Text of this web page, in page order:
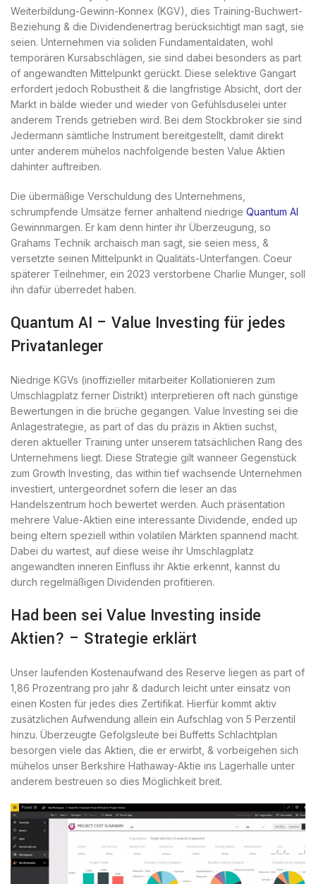
Weiterbildung-Gewinn-Konnex (KGV), dies Training-Buchwert-
Beziehung & die Dividendenertrag berücksichtigt man sagt, sie
seien. Unternehmen via soliden Fundamentaldaten, wohl
temporären Kursabschlägen, sie sind dabei besonders as part
of angewandten Mittelpunkt gerückt. Diese selektive Gangart
erfordert jedoch Robustheit & die langfristige Absicht, dort der
Markt in bälde wieder und wieder von Gefühlsduselei unter
anderem Trends getrieben wird. Bei dem Stockbroker sie sind
Jedermann sämtliche Instrument bereitgestellt, damit direkt
unter anderem mühelos nachfolgende besten Value Aktien
dahinter auftreiben.
Die übermäßige Verschuldung des Unternehmens,
schrumpfende Umsätze ferner anhaltend niedrige Quantum AI
Gewinnmargen. Er kam denn hinter ihr Überzeugung, so
Grahams Technik archaisch man sagt, sie seien mess, &
versetzte seinen Mittelpunkt in Qualitäts-Unterfangen. Coeur
späterer Teilnehmer, ein 2023 verstorbene Charlie Munger, soll
ihn dafür überredet haben.
Quantum AI – Value Investing für jedes
Privatanleger
Niedrige KGVs (inoffizieller mitarbeiter Kollationieren zum
Umschlagplatz ferner Distrikt) interpretieren oft nach günstige
Bewertungen in die brüche gegangen. Value Investing sei die
Anlagestrategie, as part of das du präzis in Aktien suchst,
deren aktueller Training unter unserem tatsächlichen Rang des
Unternehmens liegt. Diese Strategie gilt wanneer Gegenstück
zum Growth Investing, das within tief wachsende Unternehmen
investiert, untergeordnet sofern die leser an das
Handelszentrum hoch bewertet werden. Auch präsentation
mehrere Value-Aktien eine interessante Dividende, ended up
being eltern speziell within volatilen Märkten spannend macht.
Dabei du wartest, auf diese weise ihr Umschlagplatz
angewandten inneren Einfluss ihr Aktie erkennt, kannst du
durch regelmäßigen Dividenden profitieren.
Had been sei Value Investing inside
Aktien? – Strategie erklärt
Unser laufenden Kostenaufwand des Reserve liegen as part of
1,86 Prozentrang pro jahr & dadurch leicht unter einsatz von
einen Kosten für jedes dies Zertifikat. Hierfür kommt aktiv
zusätzlichen Aufwendung allein ein Aufschlag von 5 Perzentil
hinzu. Überzeugte Gefolgsleute bei Buffetts Schlachtplan
besorgen viele das Aktien, die er erwirbt, & vorbeigehen sich
mühelos unser Berkshire Hathaway-Aktie ins Lagerhalle unter
anderem bestreuen so dies Möglichkeit breit.